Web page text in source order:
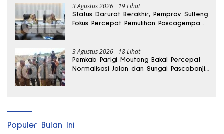
3 Agustus 2026 19 Lihat
Status Darurat Berakhir, Pemprov Sulteng
Fokus Percepat Pemulihan Pascagempa
3 Agustus 2026 18 Lihat
Pemkab Parigi Moutong Bakal Percepat
Normalisasi Jalan dan Sungai Pascabanjir
Populer Bulan Ini